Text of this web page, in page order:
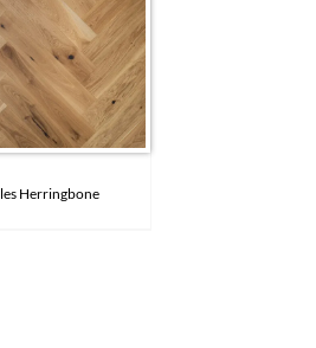
Herringbone